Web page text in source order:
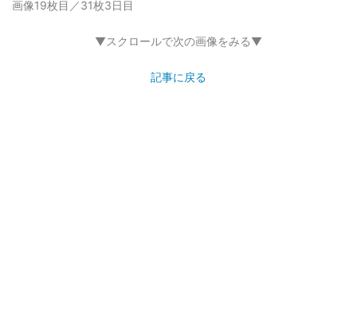
画像19枚目／31枚3日目
▼スクロールで次の画像をみる▼
記事に戻る